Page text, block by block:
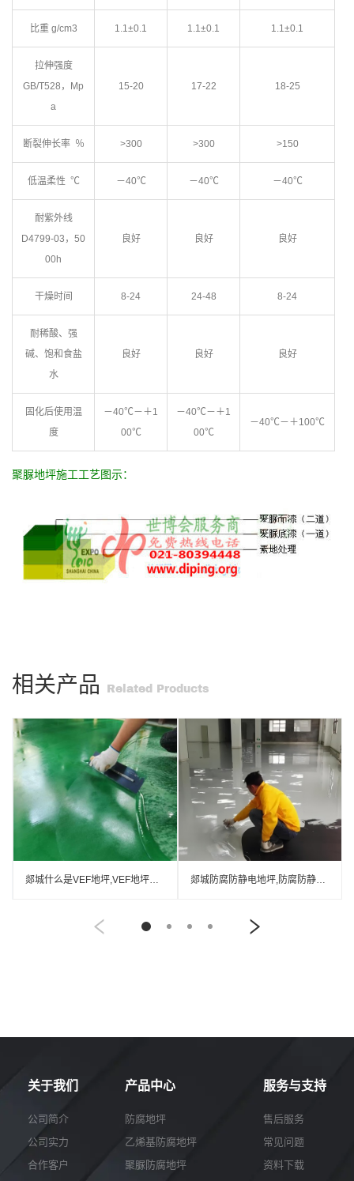
比重 g/cm3 1.1±0.1 1.1±0.1 1.1±0.1
拉伸强度
GB/T528，Mp
a
15-20 17-22 18-25
断裂伸长率 ％ >300 >300 >150
低温柔性 ℃ －40℃ －40℃ －40℃
耐紫外线
D4799-03，50
00h
良好 良好 良好
干燥时间 8-24 24-48 8-24
耐稀酸、强
碱、饱和食盐
水
良好 良好 良好
固化后使用温
度
－40℃－＋1
00℃
－40℃－＋1
00℃
－40℃－＋100℃
聚脲地坪施工工艺图示：
相关产品 Related Products
郯城防腐防静电地坪,防腐防静电自流平地坪
关于我们
公司简介
公司实力
合作客户
产品中心
防腐地坪
乙烯基防腐地坪
聚脲防腐地坪
服务与支持
售后服务
常见问题
资料下载